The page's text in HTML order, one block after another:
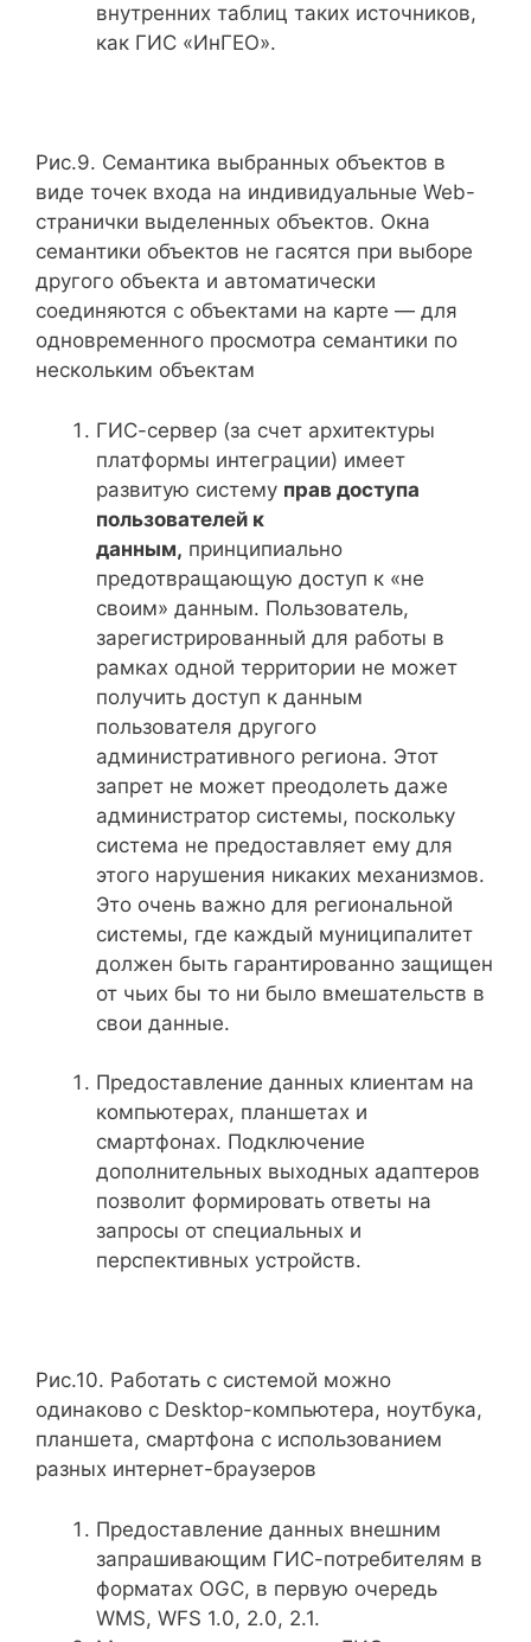
внутренних таблиц таких источников,
как ГИС «ИнГЕО».
Рис.9. Семантика выбранных объектов в
виде точек входа на индивидуальные Web-
странички выделенных объектов. Окна
семантики объектов не гасятся при выборе
другого объекта и автоматически
соединяются с объектами на карте — для
одновременного просмотра семантики по
нескольким объектам
ГИС-сервер (за счет архитектуры
платформы интеграции) имеет
развитую систему прав доступа
пользователей к
данным, принципиально
предотвращающую доступ к «не
своим» данным. Пользователь,
зарегистрированный для работы в
рамках одной территории не может
получить доступ к данным
пользователя другого
административного региона. Этот
запрет не может преодолеть даже
администратор системы, поскольку
система не предоставляет ему для
этого нарушения никаких механизмов.
Это очень важно для региональной
системы, где каждый муниципалитет
должен быть гарантированно защищен
от чьих бы то ни было вмешательств в
свои данные.
Предоставление данных клиентам на
компьютерах, планшетах и
смартфонах. Подключение
дополнительных выходных адаптеров
позволит формировать ответы на
запросы от специальных и
перспективных устройств.
Рис.10. Работать с системой можно
одинаково с Desktop-компьютера, ноутбука,
планшета, смартфона с использованием
разных интернет-браузеров
Предоставление данных внешним
запрашивающим ГИС-потребителям в
форматах OGC, в первую очередь
WMS, WFS 1.0, 2.0, 2.1.